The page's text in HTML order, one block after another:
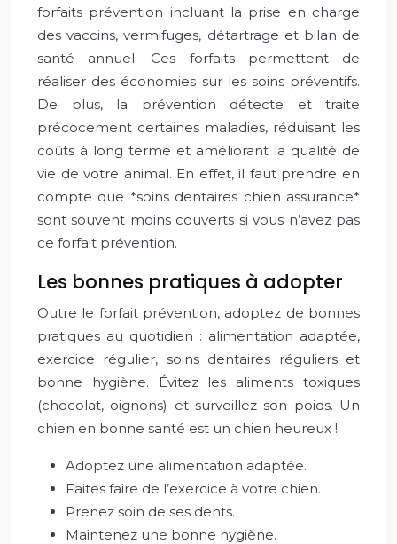
forfaits prévention incluant la prise en charge
des vaccins, vermifuges, détartrage et bilan de
santé annuel. Ces forfaits permettent de
réaliser des économies sur les soins préventifs.
De plus, la prévention détecte et traite
précocement certaines maladies, réduisant les
coûts à long terme et améliorant la qualité de
vie de votre animal. En effet, il faut prendre en
compte que *soins dentaires chien assurance*
sont souvent moins couverts si vous n’avez pas
ce forfait prévention.
Les bonnes pratiques à adopter
Outre le forfait prévention, adoptez de bonnes
pratiques au quotidien : alimentation adaptée,
exercice régulier, soins dentaires réguliers et
bonne hygiène. Évitez les aliments toxiques
(chocolat, oignons) et surveillez son poids. Un
chien en bonne santé est un chien heureux !
Adoptez une alimentation adaptée.
Faites faire de l’exercice à votre chien.
Prenez soin de ses dents.
Maintenez une bonne hygiène.